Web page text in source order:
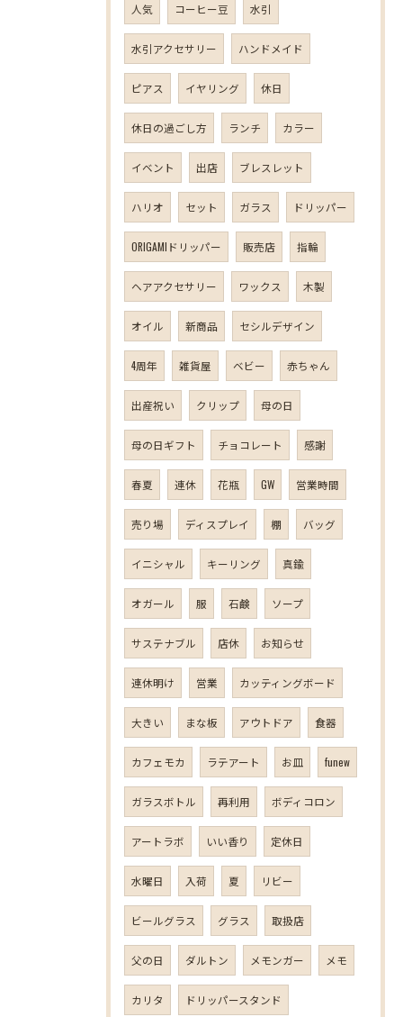
人気 コーヒー豆 水引
水引アクセサリー ハンドメイド
ピアス イヤリング 休日
休日の過ごし方 ランチ カラー
イベント 出店 ブレスレット
ハリオ セット ガラス ドリッパー
ORIGAMIドリッパー 販売店 指輪
ヘアアクセサリー ワックス 木製
オイル 新商品 セシルデザイン
4周年 雑貨屋 ベビー 赤ちゃん
出産祝い クリップ 母の日
母の日ギフト チョコレート 感謝
春夏 連休 花瓶 GW 営業時間
売り場 ディスプレイ 棚 バッグ
イニシャル キーリング 真鍮
オガール 服 石鹸 ソープ
サステナブル 店休 お知らせ
連休明け 営業 カッティングボード
大きい まな板 アウトドア 食器
カフェモカ ラテアート お皿 funew
ガラスボトル 再利用 ボディコロン
アートラボ いい香り 定休日
水曜日 入荷 夏 リビー
ビールグラス グラス 取扱店
父の日 ダルトン メモンガー メモ
カリタ ドリッパースタンド